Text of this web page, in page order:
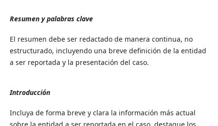
Resumen y palabras clave
El resumen debe ser redactado de manera continua, no
estructurado, incluyendo una breve definición de la entidad
a ser reportada y la presentación del caso.
Introducción
Incluya de forma breve y clara la información más actual
sobre la entidad a ser reportada en el caso, destaque los